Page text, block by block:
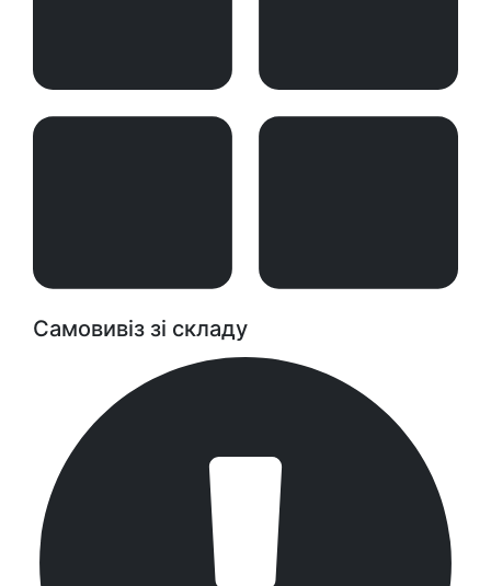
Самовивіз зі складу